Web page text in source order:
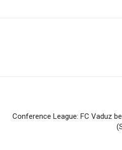
Conference League: FC Vaduz